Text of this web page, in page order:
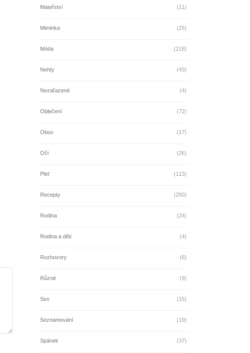
Mateřství (11)
Miminka (25)
Móda (218)
Nehty (43)
Nezařazené (4)
Oblečení (72)
Obuv (17)
Oči (26)
Pleť (113)
Recepty (250)
Rodina (24)
Rodina a děti (4)
Rozhovory (6)
Různé (9)
Sex (15)
Seznamování (19)
Spánek (37)